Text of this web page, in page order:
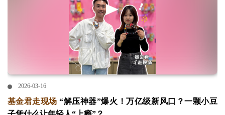
2026-03-16
基金君走现场 “解压神器”爆火！万亿级新风口？一颗小豆